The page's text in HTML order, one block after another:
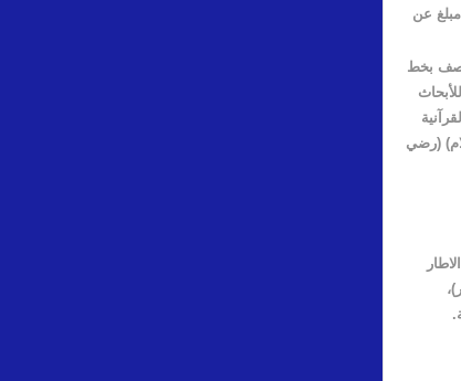
عن
ونصف بخط
للأبحاث
(رضي
.